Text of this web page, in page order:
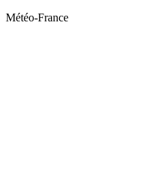
Météo-France